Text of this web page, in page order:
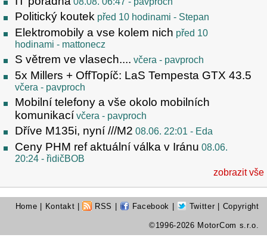
Politický koutek před 10 hodinami - Stepan
Elektromobily a vse kolem nich před 10
hodinami - mattonecz
S větrem ve vlasech.... včera - pavproch
5x Millers + OffTopíč: LaS Tempesta GTX 43.5
včera - pavproch
Mobilní telefony a vše okolo mobilních
komunikací včera - pavproch
Dříve M135i, nyní ///M2 08.06. 22:01 - Eda
Ceny PHM ref aktuální válka v Iránu 08.06.
20:24 - řidičBOB
zobrazit vše
Home Kontakt RSS Facebook Twitter | Copyright
©1996-2026 MotorCom s.r.o.